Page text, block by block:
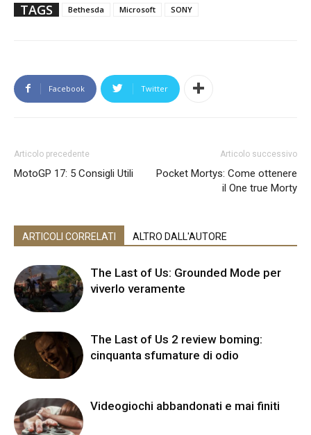
TAGS Bethesda Microsoft SONY
Facebook Twitter
Articolo precedente
MotoGP 17: 5 Consigli Utili
Articolo successivo
Pocket Mortys: Come ottenere
il One true Morty
ARTICOLI CORRELATI ALTRO DALL'AUTORE
The Last of Us: Grounded Mode per
viverlo veramente
The Last of Us 2 review boming:
cinquanta sfumature di odio
Videogiochi abbandonati e mai finiti